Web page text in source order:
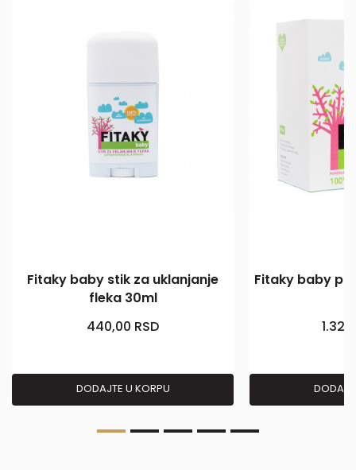
Fitaky baby stik za uklanjanje
fleka 30ml
440,00 RSD
DODAJTE U KORPU
Fitaky baby